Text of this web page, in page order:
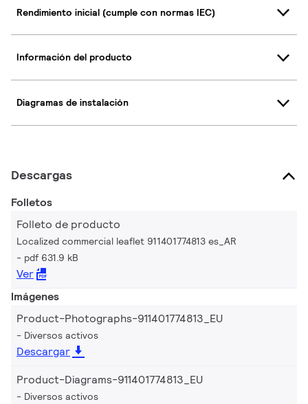
Rendimiento inicial (cumple con normas IEC)
Información del producto
Diagramas de instalación
Descargas
Folletos
Folleto de producto
Localized commercial leaflet 911401774813 es_AR
pdf 631.9 kB
Ver
Imágenes
Product-Photographs-911401774813_EU
Diversos activos
Descargar
Product-Diagrams-911401774813_EU
Diversos activos